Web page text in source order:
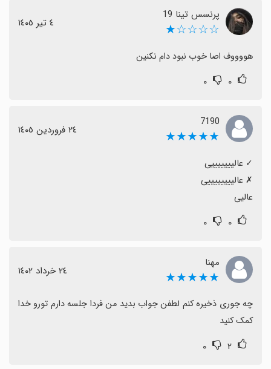
پرنسس تینا 19
☆☆☆☆★ ٤ تیر ١٤٠٥
هووووف اصا خوب نبود دام نکنین
۰ ۰
7190
★★★★★ ٢٤ فروردین ١٤٠٥
عالیی
۰ ۰
مهنا
★★★★★ ٢٤ خرداد ١٤٠٢
کمک کنید
۲ ۰